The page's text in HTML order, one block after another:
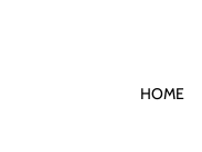
HOME